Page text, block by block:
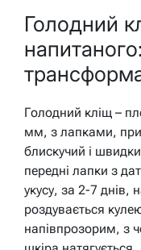
Голодний
Голодний кліщ –
мм, з лапками,
блискучий і
передні лапки з
укусу, за 2-7 днів,
роздувається
напівпрозорим, з